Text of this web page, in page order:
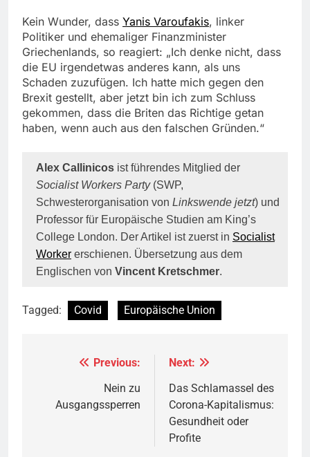
Kein Wunder, dass Yanis Varoufakis, linker
Politiker und ehemaliger Finanzminister
Griechenlands, so reagiert: „Ich denke nicht, dass
die EU irgendetwas anderes kann, als uns
Schaden zuzufügen. Ich hatte mich gegen den
Brexit gestellt, aber jetzt bin ich zum Schluss
gekommen, dass die Briten das Richtige getan
haben, wenn auch aus den falschen Gründen.“
Alex Callinicos ist führendes Mitglied der
Socialist Workers Party (SWP,
Schwesterorganisation von Linkswende jetzt) und
Professor für Europäische Studien am King’s
College London. Der Artikel ist zuerst in Socialist
Worker erschienen. Übersetzung aus dem
Englischen von Vincent Kretschmer.
Tagged: Covid Europäische Union
Beitragsnavigation
Previous:
Nein zu
Ausgangssperren
Next:
Das Schlamassel des
Corona-Kapitalismus:
Gesundheit oder
Profite